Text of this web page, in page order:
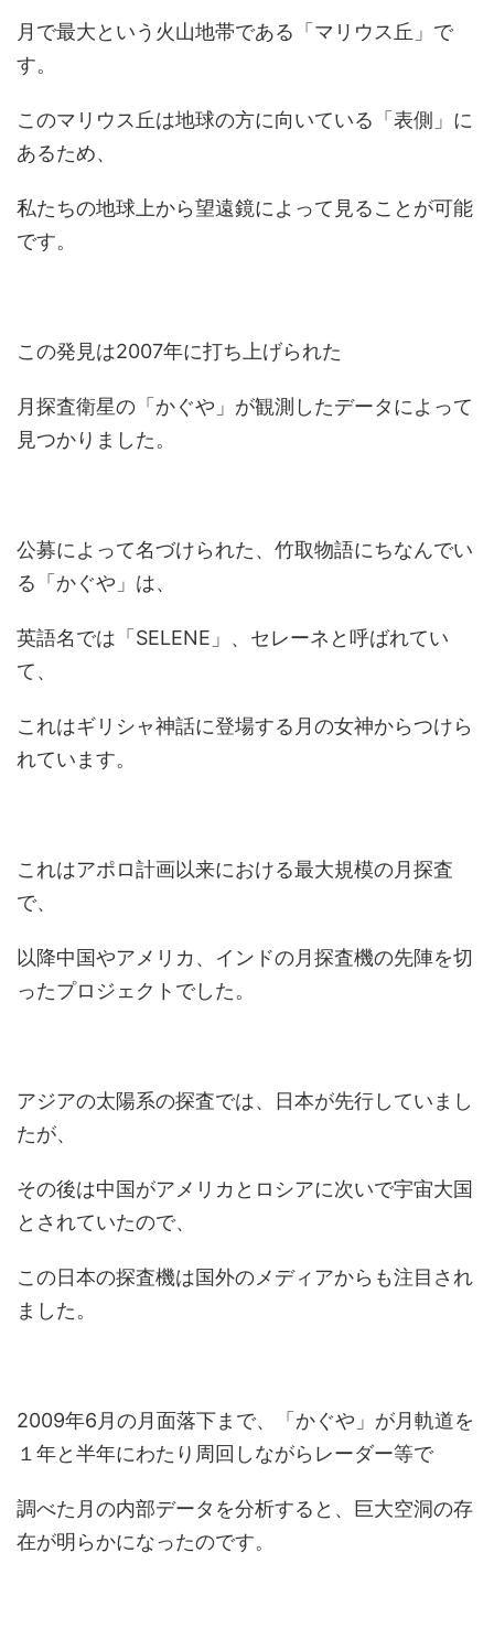
月で最大という火山地帯である「マリウス丘」で
す。
このマリウス丘は地球の方に向いている「表側」に
あるため、
私たちの地球上から望遠鏡によって見ることが可能
です。
この発見は2007年に打ち上げられた
月探査衛星の「かぐや」が観測したデータによって
見つかりました。
公募によって名づけられた、竹取物語にちなんでい
る「かぐや」は、
英語名では「SELENE」、セレーネと呼ばれてい
て、
これはギリシャ神話に登場する月の女神からつけら
れています。
これはアポロ計画以来における最大規模の月探査
で、
以降中国やアメリカ、インドの月探査機の先陣を切
ったプロジェクトでした。
アジアの太陽系の探査では、日本が先行していまし
たが、
その後は中国がアメリカとロシアに次いで宇宙大国
とされていたので、
この日本の探査機は国外のメディアからも注目され
ました。
2009年6月の月面落下まで、「かぐや」が月軌道を
１年と半年にわたり周回しながらレーダー等で
調べた月の内部データを分析すると、巨大空洞の存
在が明らかになったのです。